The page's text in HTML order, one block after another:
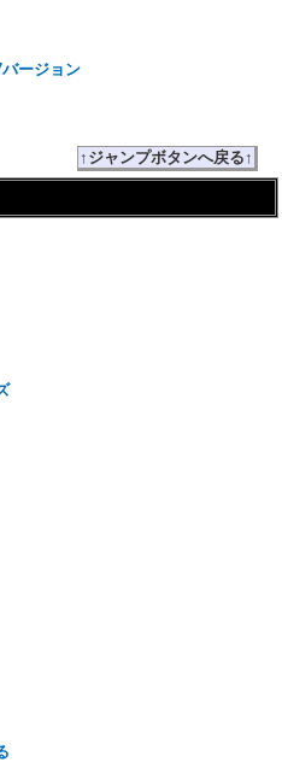
ージョン
↑ジャンプボタンへ戻る↑